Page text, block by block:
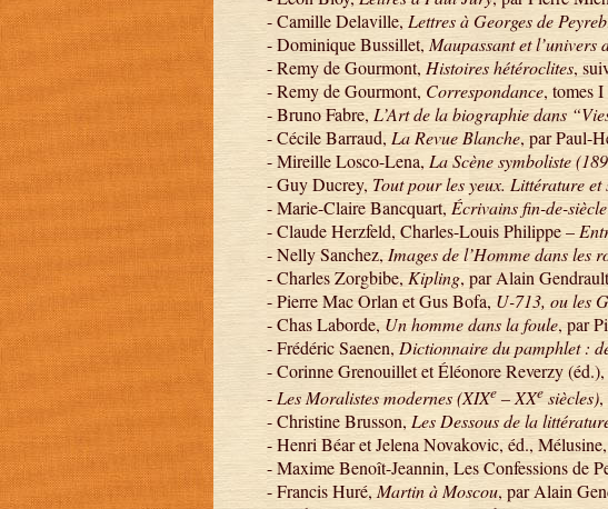
- Camille Delaville, Lettres à Georges de
- Dominique Bussillet, Maupassant et l’univers
- Remy de Gourmont, Histoires hétéroclites,
- Remy de Gourmont, Correspondance, tomes
- Bruno Fabre, L’Art de la biographie dans
- Cécile Barraud, La Revue Blanche, par Paul-
- Mireille Losco-Lena, La Scène symboliste
- Guy Ducrey, Tout pour les yeux. Littérature
- Marie-Claire Bancquart, Écrivains fin-de-siècle
- Claude Herzfeld, Charles-Louis Philippe –
- Nelly Sanchez, Images de l’Homme dans les
- Charles Zorgbibe, Kipling, par Alain Gendrault
- Pierre Mac Orlan et Gus Bofa, U-713, ou les
- Chas Laborde, Un homme dans la foule, par
- Frédéric Saenen, Dictionnaire du pamphlet :
- Corinne Grenouillet et Éléonore Reverzy (éd.),
- Les Moralistes modernes(XIXe – XXe siècles)
- Christine Brusson, Les Dessous de la
- Henri Béar et Jelena Novakovic, éd., Mélusine,
- Maxime Benoît-Jeannin, Les Confessions de
- Francis Huré, Martin à Moscou, par Alain